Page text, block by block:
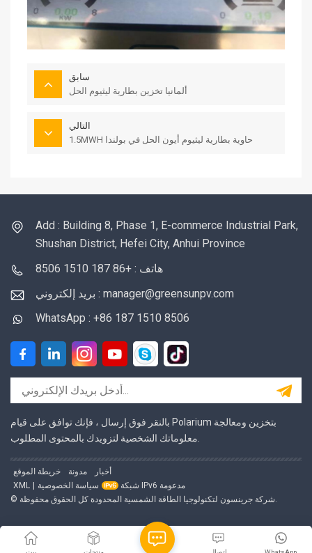
سابق
ألمانيا تخزين بطارية ليثيوم الحل
التالي
1.5MWH حاوية بطارية ليثيوم أيون الحل في بولندا
Add : Building 8, Phase 1, E-commerce Industrial Park,
Shushan District, Hefei City, Anhui Province
هاتف : +86 187 1510 8506
بريد إلكتروني : manager@greensunpv.com
WhatsApp : +86 187 1510 8506
بالنقر فوق إرسال ، فإنك توافق على قيام Polarium بتخزين ومعالجة
خريطة الموقع مدونة
أخبار
XML
سياسة الخصوصية
شبكة IPv6 مدعومة
© شركة جرينسون لتكنولوجيا الطاقة الشمسية المحدودة كل الحقوق محفوظة.